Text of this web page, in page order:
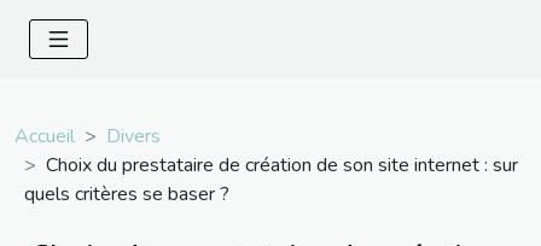
Accueil
Divers
Choix du prestataire de création de son site internet : sur
quels critères se baser ?